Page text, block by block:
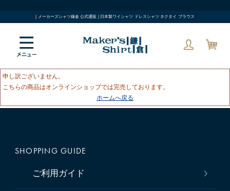
| メーカーズシャツ鎌倉 公式通販 | 日本製ワイシャツ ドレスシャツ ネクタイ ブラウス
申し訳ございません。
こちらの商品はオンラインショップでは完売しております。
ホームへ戻る
SHOPPING GUIDE
ご利用ガイド